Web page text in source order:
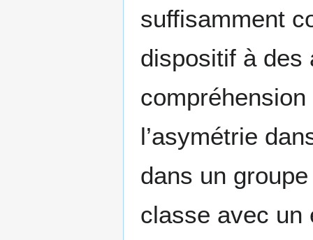
suffisamment
dispositif à des
l’asymétrie
dans un
classe avec un